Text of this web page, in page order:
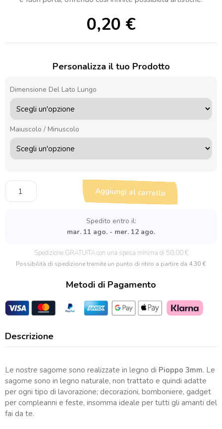
0,20 €
Personalizza il tuo Prodotto
Dimensione Del Lato Lungo
Maiuscolo / Minuscolo
Sagoma
in
Aggiungi al carrello
Spedito entro il:
mar. 11 ago. - mer. 12 ago.
Spedizione GRATUITA con una spesa minima di 50,00 €
Possibilità di spedizione tramite un punto di ritiro a partire da 4.30 €
Metodi di Pagamento
Descrizione
Le nostre sagome sono realizzate in legno di Pioppo 3mm. Le
sagome sono in legno naturale, non trattato e quindi adatte
per ogni tipo di lavorazione; decorazioni, bomboniere, gadget
per compleanni e feste, insomma ideale per tutti gli amanti del
fai da te.